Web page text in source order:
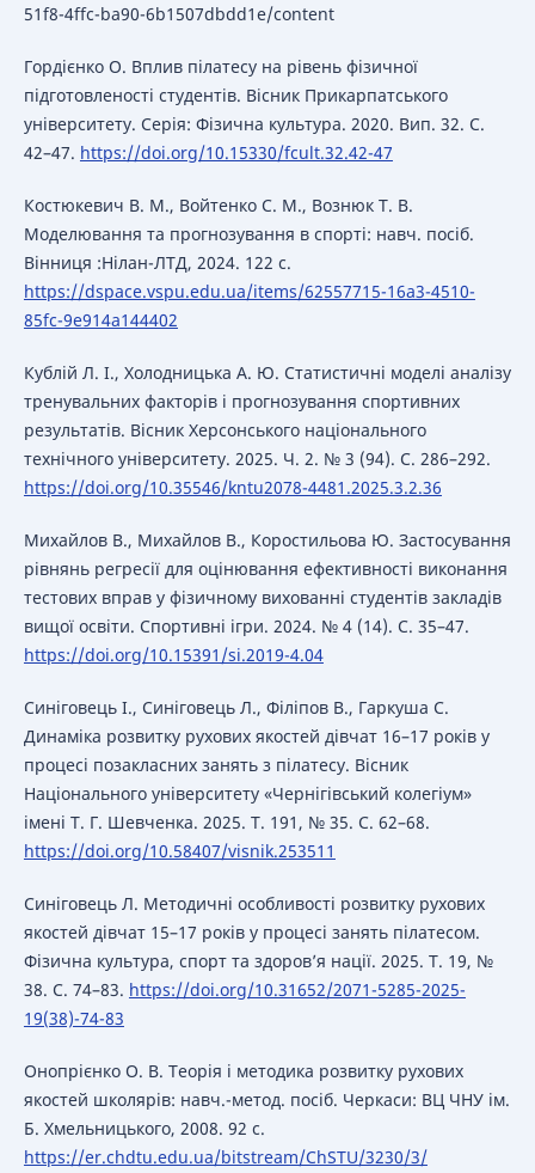
51f8-4ffc-ba90-6b1507dbdd1e/content
Гордієнко О. Вплив пілатесу на рівень фізичної
підготовленості студентів. Вісник Прикарпатського
університету. Серія: Фізична культура. 2020. Вип. 32. С.
42–47. https://doi.org/10.15330/fcult.32.42-47
Костюкевич В. М., Войтенко С. М., Вознюк Т. В.
Моделювання та прогнозування в спорті: навч. посіб.
Вінниця :Нілан-ЛТД, 2024. 122 с.
https://dspace.vspu.edu.ua/items/62557715-16a3-4510-
85fc-9e914a144402
Кублій Л. І., Холодницька А. Ю. Статистичні моделі аналізу
тренувальних факторів і прогнозування спортивних
результатів. Вісник Херсонського національного
технічного університету. 2025. Ч. 2. № 3 (94). С. 286–292.
https://doi.org/10.35546/kntu2078-4481.2025.3.2.36
Михайлов В., Михайлов В., Коростильова Ю. Застосування
рівнянь регресії для оцінювання ефективності виконання
тестових вправ у фізичному вихованні студентів закладів
вищої освіти. Спортивні ігри. 2024. № 4 (14). С. 35–47.
https://doi.org/10.15391/si.2019-4.04
Синіговець І., Синіговець Л., Філіпов В., Гаркуша С.
Динаміка розвитку рухових якостей дівчат 16–17 років у
процесі позакласних занять з пілатесу. Вісник
Національного університету «Чернігівський колегіум»
імені Т. Г. Шевченка. 2025. Т. 191, № 35. С. 62–68.
https://doi.org/10.58407/visnik.253511
Синіговець Л. Методичні особливості розвитку рухових
якостей дівчат 15–17 років у процесі занять пілатесом.
Фізична культура, спорт та здоров’я нації. 2025. Т. 19, №
38. С. 74–83. https://doi.org/10.31652/2071-5285-2025-
19(38)-74-83
Онопрієнко О. В. Теорія і методика розвитку рухових
якостей школярів: навч.-метод. посіб. Черкаси: ВЦ ЧНУ ім.
Б. Хмельницького, 2008. 92 с.
https://er.chdtu.edu.ua/bitstream/ChSTU/3230/3/